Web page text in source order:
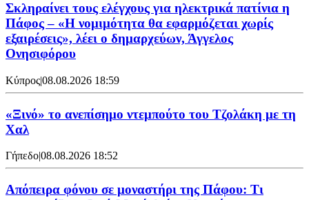
Σκληραίνει τους ελέγχους για ηλεκτρικά πατίνια η
Πάφος – «Η νομιμότητα θα εφαρμόζεται χωρίς
εξαιρέσεις», λέει ο δημαρχεύων, Άγγελος
Ονησιφόρου
Κύπρος|08.08.2026 18:59
«Ξινό» το ανεπίσημο ντεμπούτο του Τζολάκη με τη
Χαλ
Γήπεδο|08.08.2026 18:52
Απόπειρα φόνου σε μοναστήρι της Πάφου: Τι